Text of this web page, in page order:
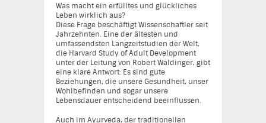
Was macht ein erfülltes und glückliches
Leben wirklich aus?
Diese Frage beschäftigt Wissenschaftler seit
Jahrzehnten. Eine der ältesten und
umfassendsten Langzeitstudien der Welt,
die Harvard Study of Adult Development
unter der Leitung von Robert Waldinger, gibt
eine klare Antwort: Es sind gute
Beziehungen, die unsere Gesundheit, unser
Wohlbefinden und sogar unsere
Lebensdauer entscheidend beeinflussen.
Auch im Ayurveda, der traditionellen